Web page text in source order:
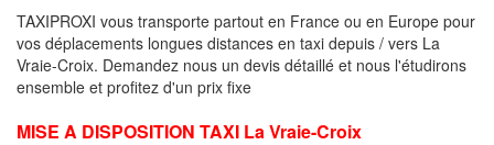
TAXIPROXI vous transporte partout en France ou en Europe pour
vos déplacements longues distances en taxi depuis / vers La
Vraie-Croix. Demandez nous un devis détaillé et nous l'étudirons
ensemble et profitez d'un prix fixe
MISE A DISPOSITION TAXI La Vraie-Croix